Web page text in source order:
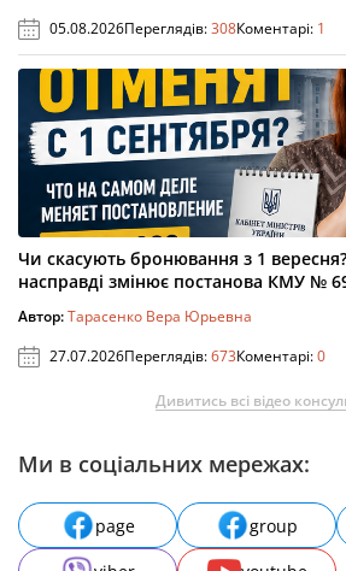
05.08.2026Переглядів:308Коментарі: 1
Чи скасують бронювання з 1
насправді змінює постанова КМУ №
Автор:Тарасенко Вера Юрьевна
27.07.2026Переглядів:673Коментарі:0
Дивитись всі відео
Ми в соціальних мережах:
page group